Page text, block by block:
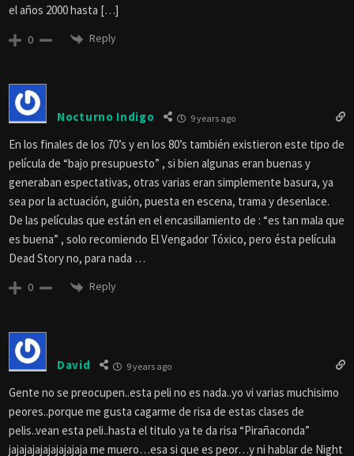
el años 2000 hasta […]
0 Reply
Nocturno Indigo 9 years ago
En los finales de los 70’s y en los 80’s también existieron este tipo de
película de “bajo presupuesto” , si bien algunas eran buenas y
generaban espectativas, otras varias eran simplemente basura, ya
sea por la actuación, guión, puesta en escena, trama y desenlace.
De las películas que están en el encasillamiento de : “es tan mala que
es buena” , solo recomiendo El Vengador Tóxico, pero ésta película
Dead Story no, para nada …
0 Reply
David 9 years ago
Gente no se preocupen..esta peli no es nada..yo vi varias muchisimo
peores..porque me gusta cagarme de risa de estas clases de
pelis..vean esta peli..hasta el titulo ya te da risa “Pirañaconda”
jajajajajajajajajaja me muero…esa si que es peor…y ni hablar de Night